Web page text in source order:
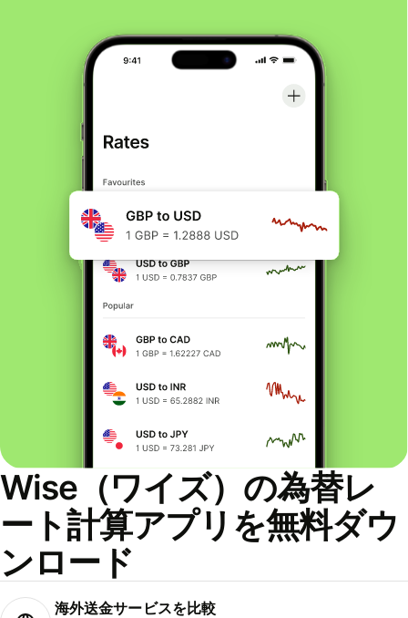
Wise（ワイズ）の為替レ
ート計算アプリを無料ダウ
ンロード
海外送金サービスを比較